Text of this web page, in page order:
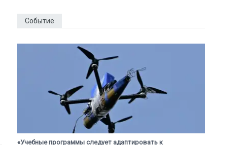
Событие
«Учебные программы следует адаптировать к